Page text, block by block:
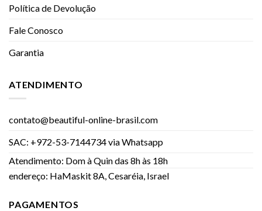
Política de Devolução
Fale Conosco
Garantia
ATENDIMENTO
contato@beautiful-online-brasil.com
SAC: +972-53-7144734 via Whatsapp
Atendimento: Dom à Quin das 8h às 18h
endereço: HaMaskit 8A, Cesaréia, Israel
PAGAMENTOS